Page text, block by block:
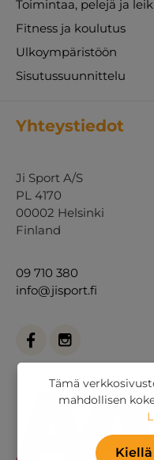
Toimintaa, pelejä ja
Fitness ja koulutus
Ulkoympäristöön
Sisutussuunnittelu
Yhteystiedot
Ji Sport A/S
PL 4170
00002 Helsinki
Finland
09 710 380
info@jisport.fi
Tämä
mahdollisen
Kiellä